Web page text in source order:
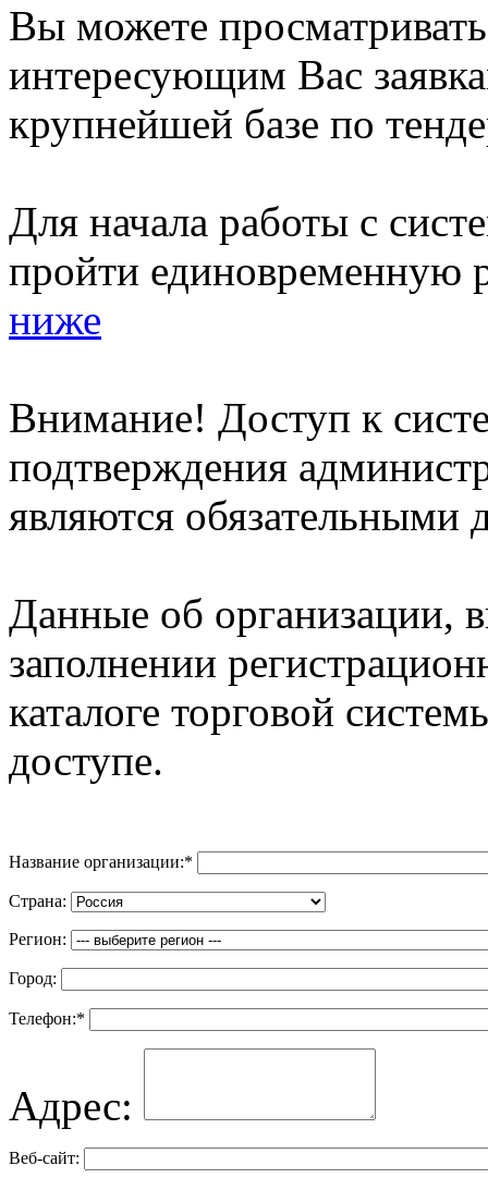
Вы можете
интересующим Вас
крупнейшей базе по
Для начала работы с
пройти единовременную
ниже
Внимание! Доступ к
подтверждения
являются обязательными
Данные об организации,
заполнении
каталоге торговой
доступе.
Название организации:*
Страна:
Регион:
Город:
Телефон:*
Адрес:
Веб-сайт: